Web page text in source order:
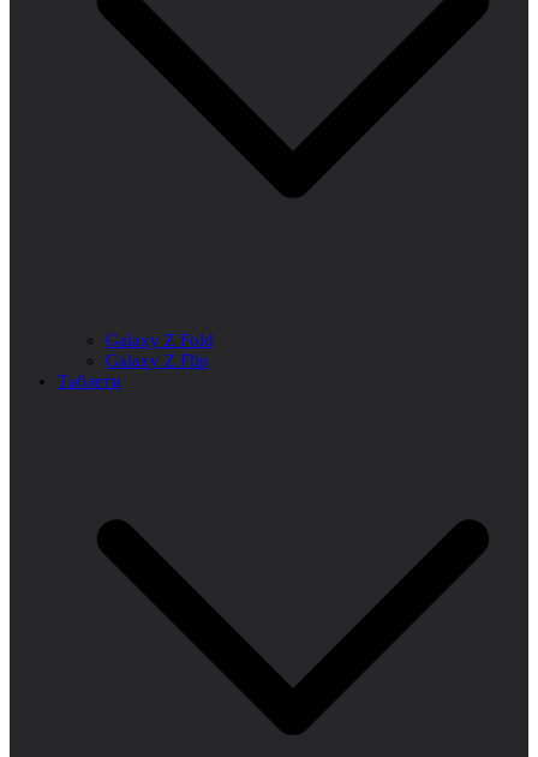
Galaxy Z Fold
Galaxy Z Flip
Таблети